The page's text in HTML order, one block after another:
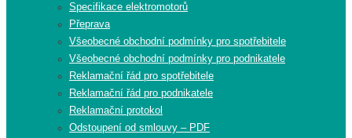
Specifikace elektromotorů
Přeprava
Všeobecné obchodní podmínky pro spotřebitele
Všeobecné obchodní podmínky pro podnikatele
Reklamační řád pro spotřebitele
Reklamační řád pro podnikatele
Reklamační protokol
Odstoupení od smlouvy – PDF